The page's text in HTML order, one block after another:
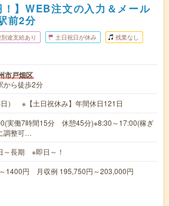
！】WEB注文の入力＆メール
前2分
途支給あり 土日祝日が休み 残業なし
市戸畑区
から徒歩2分
日） ※【土日祝休み】年間休日121日
実働7時間15分 休憩45分)※8:30～17:00(稼ぎ
調整可…
～長期 ※即日～！
1400円 月収例 195,750円～203,000円